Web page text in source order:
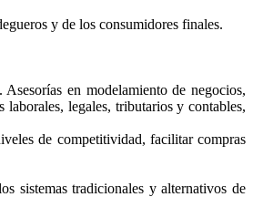
y de los consumidores finales.
en modelamiento de negocios,
legales, tributarios y contables,
de competitividad, facilitar compras
sistemas tradicionales y alternativos de